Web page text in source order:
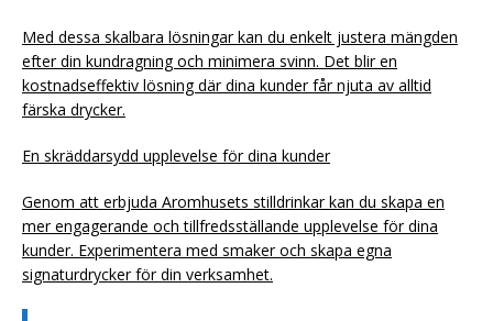
Med dessa skalbara lösningar kan du enkelt justera mängden
efter din kundragning och minimera svinn. Det blir en
kostnadseffektiv lösning där dina kunder får njuta av alltid
färska drycker.
En skräddarsydd upplevelse för dina kunder
Genom att erbjuda Aromhusets stilldrinkar kan du skapa en
mer engagerande och tillfredsställande upplevelse för dina
kunder. Experimentera med smaker och skapa egna
signaturdrycker för din verksamhet.